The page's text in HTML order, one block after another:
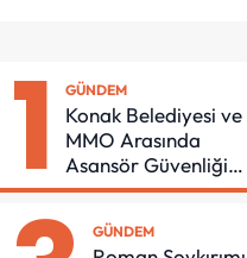
1 GÜNDEM
Konak Belediyesi ve
MMO Arasında
Asansör Güvenliği
İçin Önemli Protokol
GÜNDEM